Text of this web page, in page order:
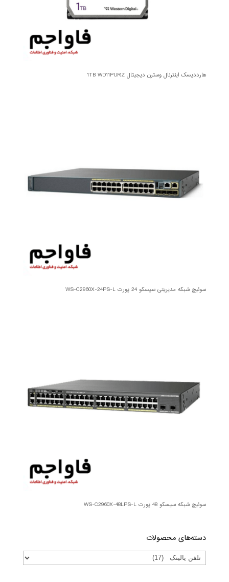
هارددیسک اینترنال وسترن دیجیتال 1TB WD11PURZ
سوئیچ شبکه مدیریتی سیسکو 24 پورت WS-C2960X-24PS-L
سوئیچ شبکه سیسکو 48 پورت WS-C2960X-48LPS-L
دسته‌های محصولات